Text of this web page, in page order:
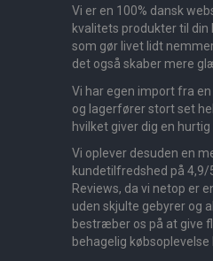
Vi er en 100% dansk
kvalitets produkter til din
som gør livet lidt
det også skaber mere
Vi har egen import fra
og lagerfører stort set
hvilket giver dig en
Vi oplever desuden en
kundetilfredshed på
Reviews, da vi netop er
uden skjulte gebyrer og
bestræber os på at give
behagelig købsoplevelse